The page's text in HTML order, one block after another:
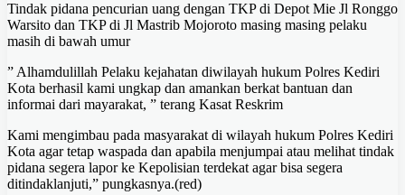
Tindak pidana pencurian uang dengan TKP di Depot Mie Jl Ronggo
Warsito dan TKP di Jl Mastrib Mojoroto masing masing pelaku
masih di bawah umur
” Alhamdulillah Pelaku kejahatan diwilayah hukum Polres Kediri
Kota berhasil kami ungkap dan amankan berkat bantuan dan
informai dari mayarakat, ” terang Kasat Reskrim
Kami mengimbau pada masyarakat di wilayah hukum Polres Kediri
Kota agar tetap waspada dan apabila menjumpai atau melihat tindak
pidana segera lapor ke Kepolisian terdekat agar bisa segera
ditindaklanjuti,” pungkasnya.(red)